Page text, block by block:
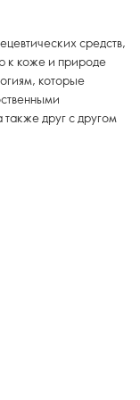
средств,
к коже и природе
которые
друг с другом